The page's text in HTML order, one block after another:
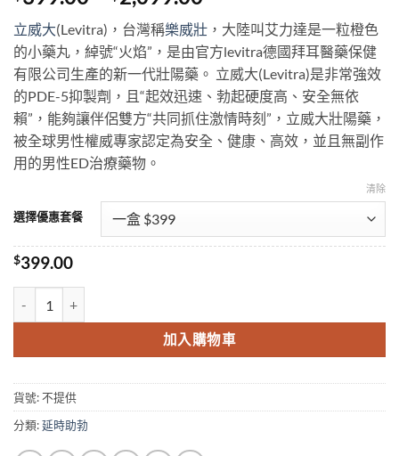
range:
$399.00
through
$2,099.00
立威大(Levitra)，台灣稱樂威壯 ，大陸叫艾力達是一粒橙色
的小藥丸，綽號“火焰”，是由官方levitra德國拜耳醫藥保健
有限公司生產的新一代壯陽藥。 立威大(Levitra)是非常強效
的PDE-5抑製劑，且“起效迅速、勃起硬度高、安全無依
賴”，能夠讓伴侶雙方“共同抓住激情時刻”，立威大壯陽藥，
被全球男性權威專家認定為安全、健康、高效，並且無副作
用的男性ED治療藥物。
選擇優惠套餐
清除
$399.00
加入購物車
貨號:不提供
分類:延時助勃